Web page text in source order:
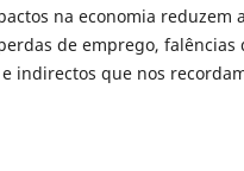
na economia reduzem
de emprego, falências
indirectos que nos